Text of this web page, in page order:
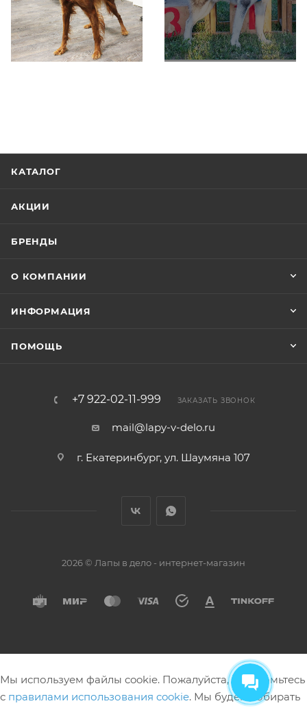
КАТАЛОГ
АКЦИИ
БРЕНДЫ
О КОМПАНИИ
ИНФОРМАЦИЯ
ПОМОЩЬ
+7 922-02-11-999 ЗАКАЗАТЬ ЗВОНОК
mail@lapy-v-delo.ru
г. Екатеринбург, ул. Шаумяна 107
2026 © Лапы в дело - интернет-магазин
Мы используем файлы cookie. Пожалуйста, ознакомьтесь
с правилами использования cookie. Мы будем собирать